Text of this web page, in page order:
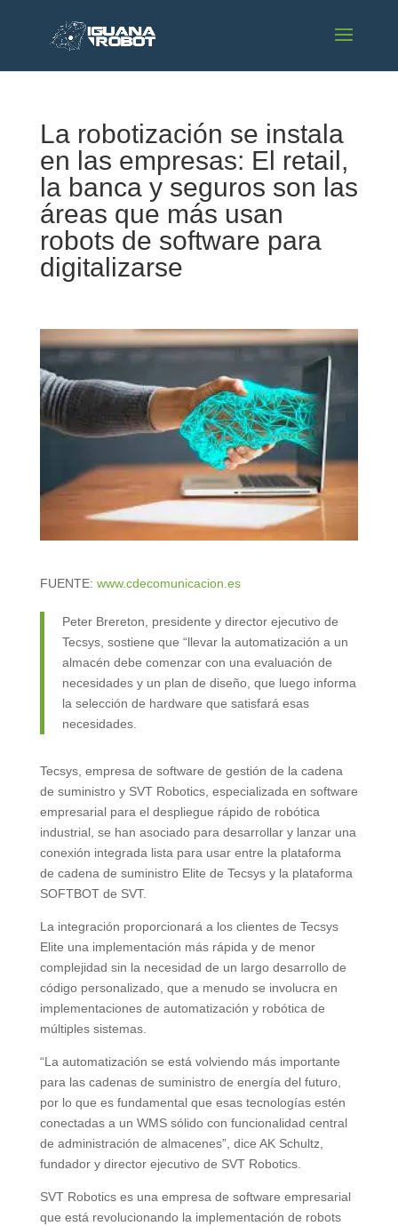
La robotización se instala
en las empresas: El retail,
la banca y seguros son las
áreas que más usan
robots de software para
digitalizarse
FUENTE: www.cdecomunicacion.es
Peter Brereton, presidente y director ejecutivo de
Tecsys, sostiene que “llevar la automatización a un
almacén debe comenzar con una evaluación de
necesidades y un plan de diseño, que luego informa
la selección de hardware que satisfará esas
necesidades.
Tecsys, empresa de software de gestión de la cadena
de suministro y SVT Robotics, especializada en software
empresarial para el despliegue rápido de robótica
industrial, se han asociado para desarrollar y lanzar una
conexión integrada lista para usar entre la plataforma
de cadena de suministro Elite de Tecsys y la plataforma
SOFTBOT de SVT.
La integración proporcionará a los clientes de Tecsys
Elite una implementación más rápida y de menor
complejidad sin la necesidad de un largo desarrollo de
código personalizado, que a menudo se involucra en
implementaciones de automatización y robótica de
múltiples sistemas.
“La automatización se está volviendo más importante
para las cadenas de suministro de energía del futuro,
por lo que es fundamental que esas tecnologías estén
conectadas a un WMS sólido con funcionalidad central
de administración de almacenes”, dice AK Schultz,
fundador y director ejecutivo de SVT Robotics.
SVT Robotics es una empresa de software empresarial
que está revolucionando la implementación de robots